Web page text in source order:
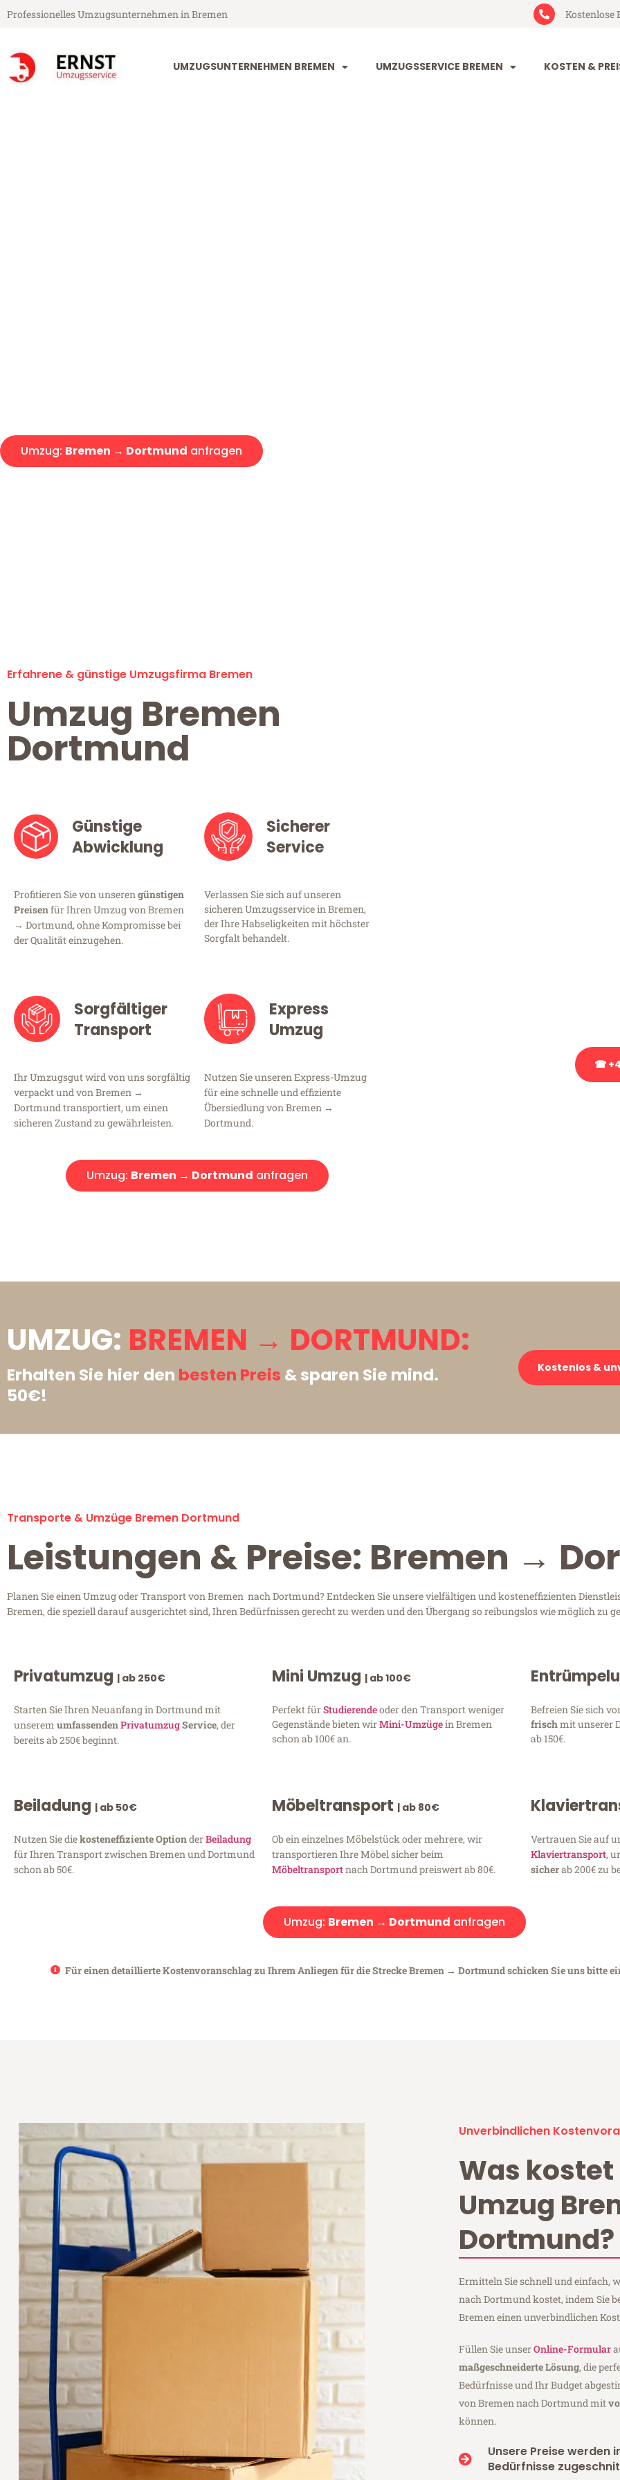
Professionelles Umzugsunternehmen in Bremen Kostenlose
UMZUGSUNTERNEHMEN BREMEN UMZUGSSERVICE BREMEN KOSTEN &
Umzug: Bremen → Dortmund anfragen
Erfahrene & günstige Umzugsfirma Bremen
Umzug Bremen
Dortmund
Günstige
Abwicklung
Profitieren Sie von unserengünstigen
Preisenfür Ihren Umzug von Bremen
→ Dortmund, ohne Kompromisse bei
der Qualität einzugehen.
Sicherer
Service
Verlassen Sie sich auf unseren
sicheren Umzugsservice in Bremen,
der Ihre Habseligkeiten mit höchster
Sorgfalt behandelt.
Sorgfältiger
Transport
Ihr Umzugsgut wird von uns sorgfältig
verpackt und von Bremen →
Dortmund transportiert, um einen
sicheren Zustand zu gewährleisten.
Express
Umzug
Nutzen Sie unseren Express-Umzug
für eine schnelle und effiziente
Übersiedlung von Bremen →
Dortmund.
Umzug: Bremen → Dortmund anfragen
☎
UMZUG: BREMEN → DORTMUND:
Erhalten Sie hier den besten Preis & sparen Sie mind.
50€!
Kostenlos &
Transporte & Umzüge Bremen Dortmund
Leistungen & Preise: Bremen →
Planen Sie einen Umzug oder Transport von Bremen nach Dortmund? Entdecken Sie unsere vielfältigen und kosteneffizienten
Bremen, die speziell darauf ausgerichtet sind, Ihren Bedürfnissen gerecht zu werden und den Übergang so reibungslos wie möglich zu
Privatumzug | ab 250€
Starten Sie Ihren Neuanfang in Dortmund mit
unserem umfassendenPrivatumzugService, der
bereits ab 250€ beginnt.
Mini Umzug | ab 100€
Perfekt fürStudierendeoder den Transport weniger
Gegenstände bieten wirMini-Umzügein Bremen
schon ab 100€ an.
Befreien Sie sich
frischmit unserer
ab 150€.
Beiladung | ab 50€
Nutzen Sie diekosteneffiziente OptionderBeiladung
für Ihren Transport zwischen Bremen und Dortmund
schon ab 50€.
Möbeltransport | ab 80€
Ob ein einzelnes Möbelstück oder mehrere, wir
transportieren Ihre Möbel sicher beim
Möbeltransportnach Dortmund preiswert ab 80€.
Vertrauen Sie auf
Klaviertransport,
sicherab 200€ zu
Umzug: Bremen → Dortmund anfragen
Für einen detaillierte Kostenvoranschlag zu Ihrem Anliegen für die Strecke Bremen → Dortmund schicken Sie uns bitte
Unverbindlichen
Was kostet
Umzug
Dortmund?
Ermitteln Sie schnell und einfach,
nach Dortmund kostet, indem Sie
Bremen einen unverbindlichen
Füllen Sie unserOnline-Formular
maßgeschneiderte Lösung, die
Bedürfnisse und Ihr Budget
von Bremen nach Dortmund mit
können.
Unsere Preise werden
Bedürfnisse